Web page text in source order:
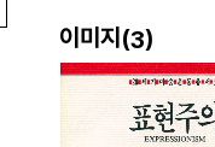
이미지(3)